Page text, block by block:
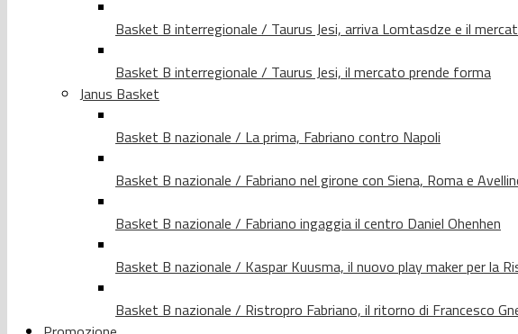
Basket B interregionale / Taurus Jesi, arriva Lomtasdze e il
Basket B interregionale / Taurus Jesi, il mercato prende forma
Janus Basket
Basket B nazionale / La prima, Fabriano contro Napoli
Basket B nazionale / Fabriano nel girone con Siena, Roma e
Basket B nazionale / Fabriano ingaggia il centro Daniel Ohenhen
Basket B nazionale / Kaspar Kuusma, il nuovo play maker per la
Basket B nazionale / Ristropro Fabriano, il ritorno di Francesco